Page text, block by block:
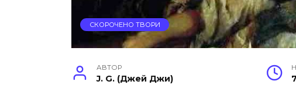
СКОРОЧЕНО ТВОРИ
АВТОР
J. G. (Джей Джи)